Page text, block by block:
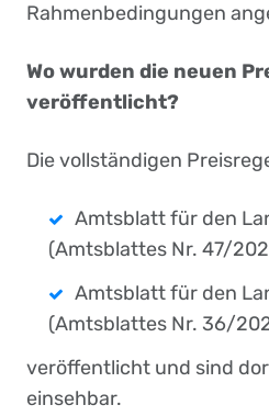
Rahmenbedingungen
Wo wurden die neuen
veröffentlicht?
Die vollständigen
Amtsblatt für den
(Amtsblattes Nr. 47/
Amtsblatt für den
(Amtsblattes Nr. 36/
veröffentlicht und sind
einsehbar.